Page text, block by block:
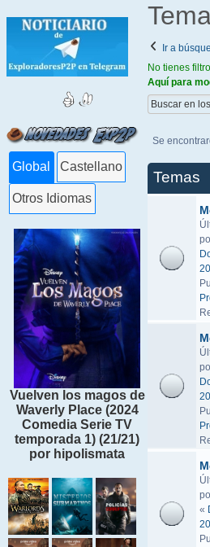
Global Castellano
Otros Idiomas
Vuelven los magos de
Waverly Place (2024
Comedia Serie TV
temporada 1) (21/21)
por hipolismata
Ir a
No tienes
Aquí para
Se
Temas
«